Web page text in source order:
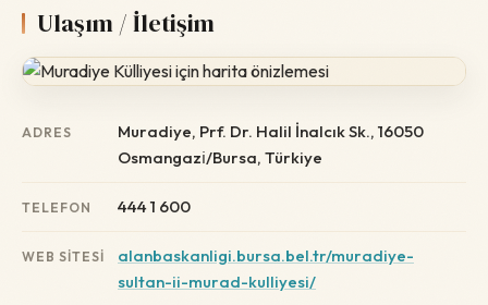
Ulaşım / İletişim
ADRES
Muradiye, Prf. Dr. Halil İnalcık Sk., 16050
Osmangazi̇/Bursa, Türkiye
TELEFON 444 1 600
WEB SITESI
alanbaskanligi.bursa.bel.tr/muradiye-
sultan-ii-murad-kulliyesi/